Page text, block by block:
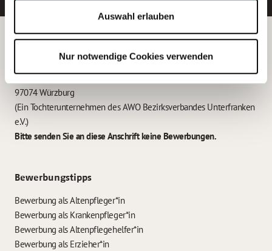
Auswahl erlauben
Nur notwendige Cookies verwenden
Betreiber der Webseite
Garitz Bewirtschaftungsbetriebe GmbH
Kantstraße 45a
97074 Würzburg
(Ein Tochterunternehmen des AWO Bezirksverbandes Unterfranken
e.V.)
Bitte senden Sie an diese Anschrift keine Bewerbungen.
Bewerbungstipps
Bewerbung als Altenpfleger*in
Bewerbung als Krankenpfleger*in
Bewerbung als Altenpflegehelfer*in
Bewerbung als Erzieher*in